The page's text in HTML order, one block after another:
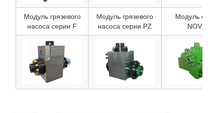
Модуль грязевого
насоса серии F
Модуль грязевого
насоса серии PZ
Модуль
NOV P